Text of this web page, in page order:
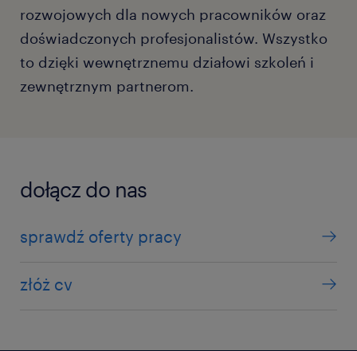
rozwojowych dla nowych pracowników oraz
doświadczonych profesjonalistów. Wszystko
to dzięki wewnętrznemu działowi szkoleń i
zewnętrznym partnerom.
dołącz do nas
sprawdź oferty pracy
złóż cv